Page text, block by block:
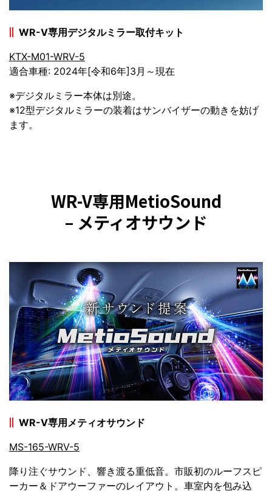
WR-V専用デジタルミラー取付キット
KTX-M01-WRV-5
適合車種: 2024年[令和6年]3月～現在
※デジタルミラー本体は別途。
※12型デジタルミラーの装着はサンバイザーの動きを妨げ
ます。
WR-V専用MetioSound
– メティオサウンド
WR-V専用メティオサウンド
MS-165-WRV-5
降り注ぐサウンド、響き渡る重低音。市販初のルーフスピ
ーカー＆ドアウーファーのレイアウト。車室内を包み込